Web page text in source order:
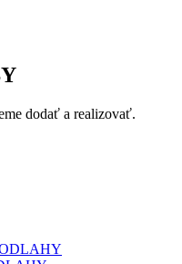
dodať a realizovať.